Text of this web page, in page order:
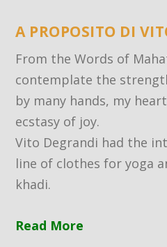
A PROPOSITO DI
From the Words of
contemplate the
by many hands, my
ecstasy of joy.
Vito Degrandi had the
line of clothes for yoga
khadi.
Read More